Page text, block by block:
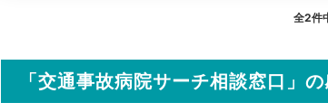
全2件
「交通事故病院サーチ相談窓口」